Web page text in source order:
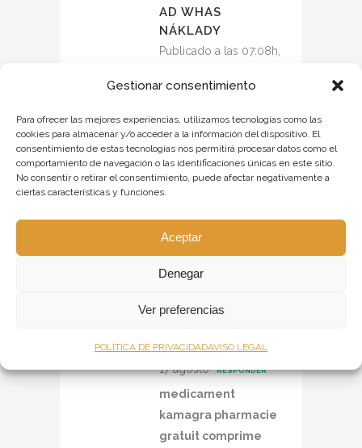
Gestionar consentimiento
Para ofrecer las mejores experiencias, utilizamos tecnologías como las
cookies para almacenar y/o acceder a la información del dispositivo. El
consentimiento de estas tecnologías nos permitirá procesar datos como el
comportamiento de navegación o las identificaciones únicas en este sitio.
No consentir o retirar el consentimiento, puede afectar negativamente a
ciertas características y funciones.
Aceptar
Denegar
Ver preferencias
POLÍTICA DE PRIVACIDADAVISO LEGAL
AD WHAS
NÁKLADY
Publicado a las 07:08h,
přes přepážku
objednejte kamagra
bez lékařského
předpisu od naší
lékárny
KAMAGRA BEON
Publicado a las 07:40h,
17 agosto
RESPONDER
medicament
kamagra pharmacie
gratuit comprime